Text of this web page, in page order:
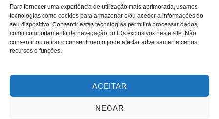
Para fornecer uma experiência de utilização mais aprimorada, usamos
tecnologias como cookies para armazenar e/ou aceder a informações do
seu dispositivo. Consentir estas tecnologias permitirá processar dados,
como comportamento de navegação ou IDs exclusivos neste site. Não
consentir ou retirar o consentimento pode afectar adversamente certos
recursos e funções.
ACEITAR
NEGAR
Segue-me
Instagram
Pinterest
Youtube